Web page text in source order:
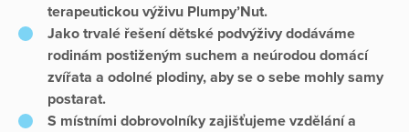
terapeutickou výživu Plumpy’Nut.
Jako trvalé řešení dětské podvýživy dodáváme
rodinám postiženým suchem a neúrodou domácí
zvířata a odolné plodiny, aby se o sebe mohly samy
postarat.
S místními dobrovolníky zajišťujeme vzdělání a